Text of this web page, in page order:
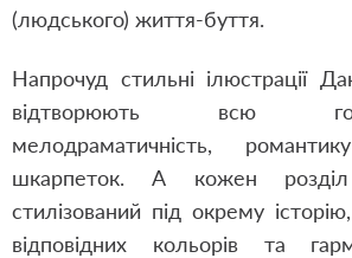
(людського) життя-буття.
Напрочуд стильні ілюстрації
відтворюють всю
мелодраматичність,
шкарпеток. А кожен
стилізований під окрему
відповідних кольорів та